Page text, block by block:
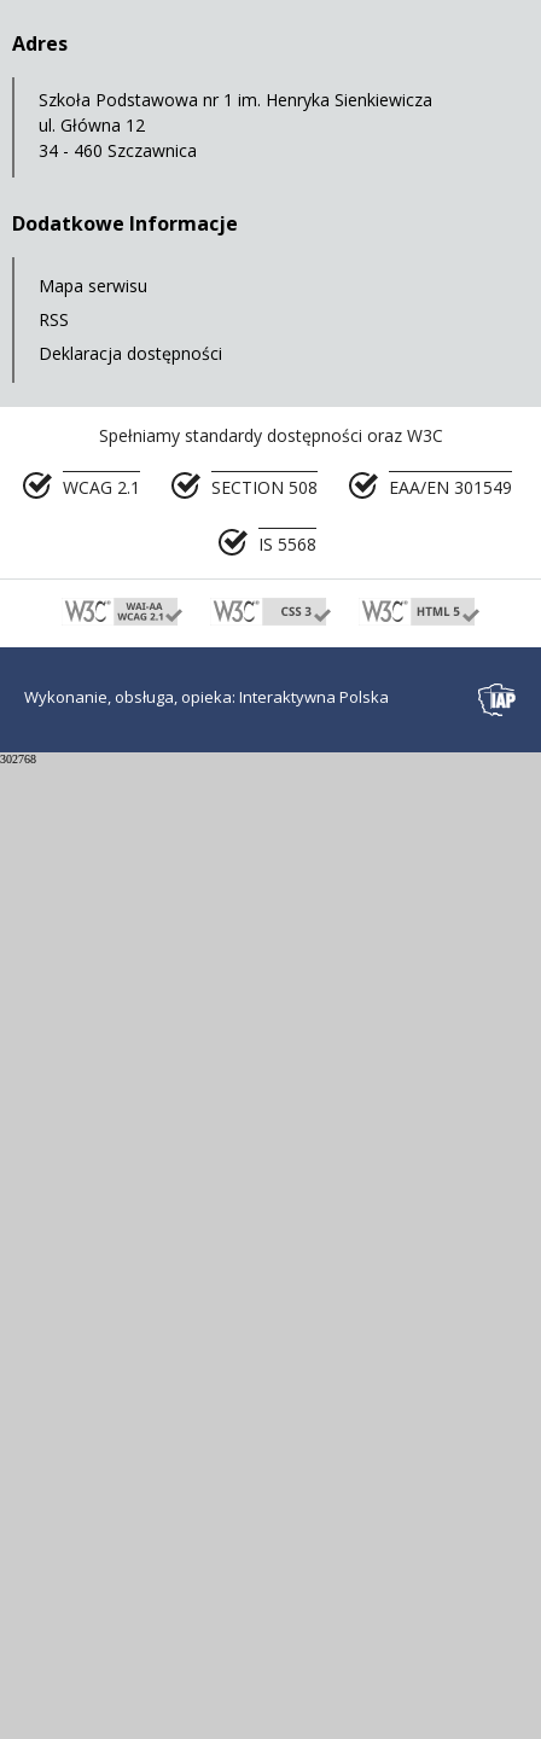
Adres
Szkoła Podstawowa nr 1 im. Henryka Sienkiewicza
ul. Główna 12
34 - 460 Szczawnica
Dodatkowe Informacje
Mapa serwisu
RSS
Deklaracja dostępności
Spełniamy standardy dostępności oraz W3C
WCAG 2.1 SECTION 508 EAA/EN 301549
IS 5568
Wykonanie, obsługa, opieka: Interaktywna Polska
302768